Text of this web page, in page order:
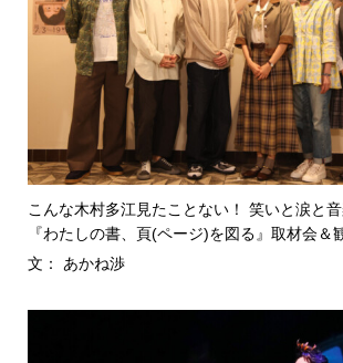
こんな木村多江見たことない！ 笑いと涙と
『わたしの書、頁(ページ)を図る』取材会＆
文： あかね渉